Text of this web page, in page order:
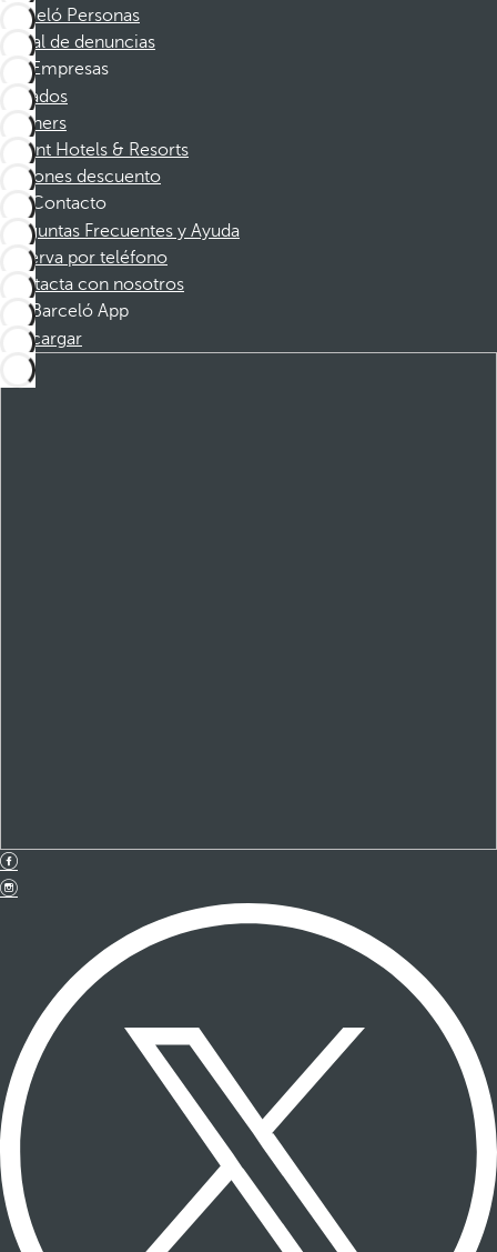
Barceló Personas
Canal de denuncias
Empresas
Afiliados
Partners
Dorint Hotels & Resorts
Cupones descuento
Contacto
Preguntas Frecuentes y Ayuda
Reserva por teléfono
Contacta con nosotros
Barceló App
Descargar